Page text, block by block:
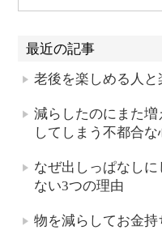
最近の記事
老後を楽しめる人
減らしたのにまた
してしまう不都合な
なぜ出しっぱなし
ない3つの理由
物を減らしてお金